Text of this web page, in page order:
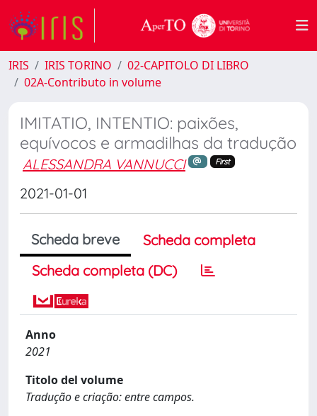
IRIS IRIS TORINO
02-CAPITOLO DI LIBRO
02A-Contributo in volume
IMITATIO, INTENTIO: paixões,
equívocos e armadilhas da tradução
ALESSANDRA VANNUCCI First
2021-01-01
Scheda breve
Scheda completa
Scheda completa (DC)
Anno
2021
Titolo del volume
Tradução e criação: entre campos.